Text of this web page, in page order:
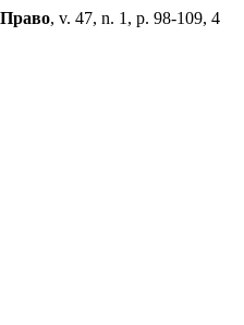
, v. 47, n. 1, p. 98-109, 4